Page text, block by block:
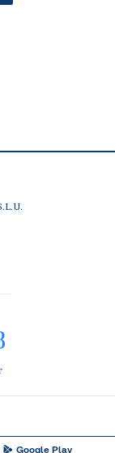
Google Play